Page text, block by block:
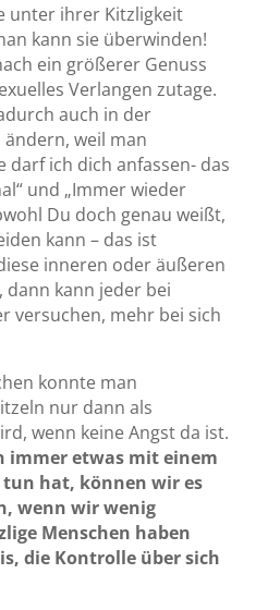
unter ihrer Kitzligkeit
kann sie überwinden!
ein größerer Genuss
Verlangen zutage.
auch in der
weil man
darf ich dich anfassen- das
und „Immer wieder
Du doch genau weißt,
kann – das ist
inneren oder äußeren
dann kann jeder bei
versuchen, mehr bei sich
konnte man
nur dann als
wenn keine Angst da ist.
immer etwas mit einem
hat, können wir es
wenn wir wenig
Menschen haben
die Kontrolle über sich